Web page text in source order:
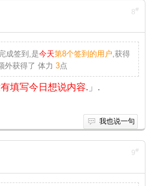
8#
成签到,是今天第8个签到的用户,获得
外获得了 体力 3点
填写今日想说内容. 」.
我也说一句
9#